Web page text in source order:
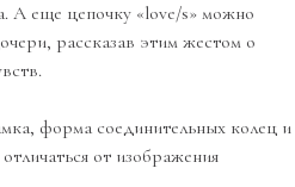
А еще цепочку «love/s» можно
рассказав этим жестом о
форма соединительных колец и
от изображения